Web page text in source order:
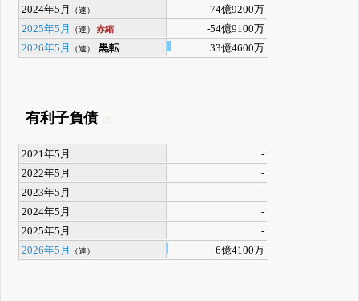
2024年5月
（連）
-74億9200万
2025年5月
（連） 赤縮
-54億9100万
2026年5月
（連） 黒転 33億4600万
有利子負債
2021年5月
-
2022年5月
-
2023年5月
-
2024年5月
-
2025年5月
-
2026年5月
（連） 6億4100万